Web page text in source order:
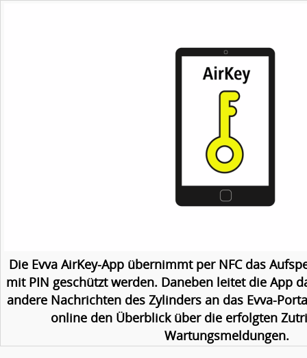
Die Evva AirKey-App übernimmt per NFC das
mit PIN geschützt werden. Daneben leitet die App
andere Nachrichten des Zylinders an das Evva-
online den Überblick über die erfolgten
Wartungsmeldungen.